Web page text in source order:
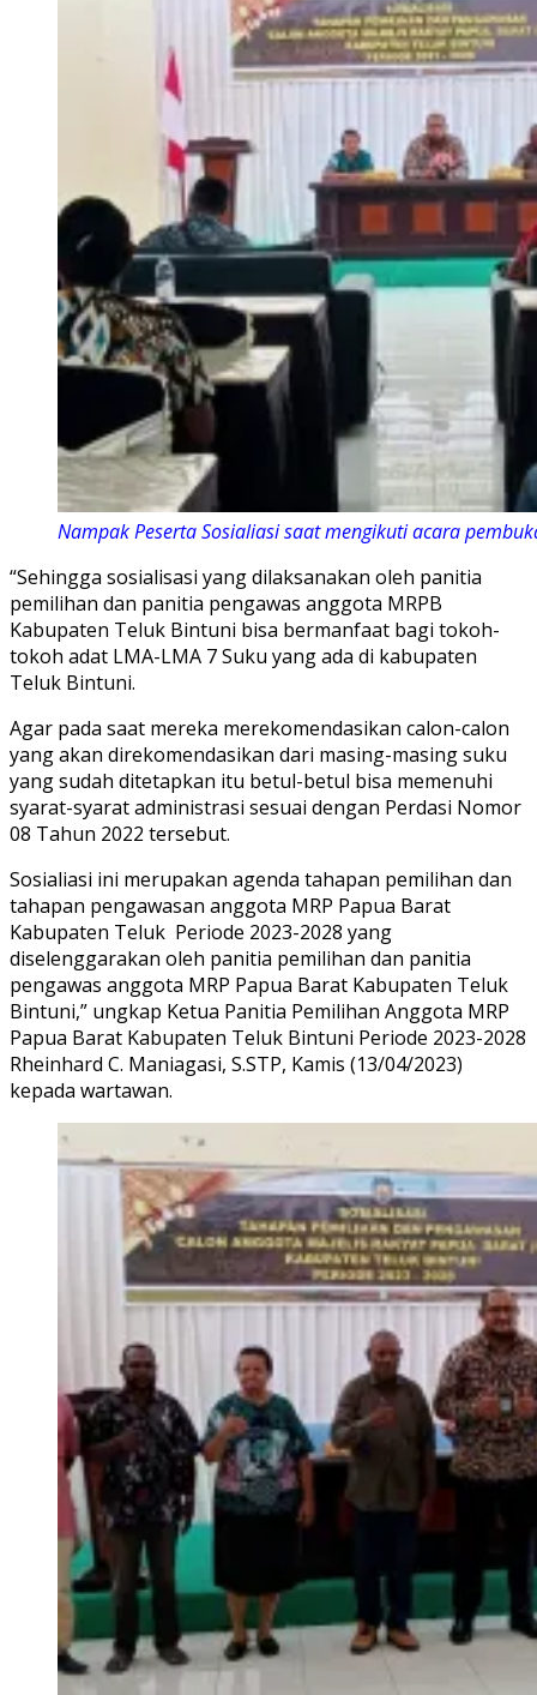
Nampak Peserta Sosialiasi saat mengikuti acara
“Sehingga sosialisasi yang dilaksanakan oleh panitia
pemilihan dan panitia pengawas anggota MRPB
Kabupaten Teluk Bintuni bisa bermanfaat bagi tokoh-
tokoh adat LMA-LMA 7 Suku yang ada di kabupaten
Teluk Bintuni.
Agar pada saat mereka merekomendasikan calon-calon
yang akan direkomendasikan dari masing-masing suku
yang sudah ditetapkan itu betul-betul bisa memenuhi
syarat-syarat administrasi sesuai dengan Perdasi Nomor
08 Tahun 2022 tersebut.
Sosialiasi ini merupakan agenda tahapan pemilihan dan
tahapan pengawasan anggota MRP Papua Barat
Kabupaten Teluk Periode 2023-2028 yang
diselenggarakan oleh panitia pemilihan dan panitia
pengawas anggota MRP Papua Barat Kabupaten Teluk
Bintuni,” ungkap Ketua Panitia Pemilihan Anggota MRP
Papua Barat Kabupaten Teluk Bintuni Periode 2023-2028
Rheinhard C. Maniagasi, S.STP, Kamis (13/04/2023)
kepada wartawan.